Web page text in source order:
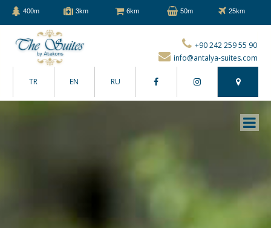
400m 3km 6km 50m 25km
+90 242 259 55 90
info@antalya-suites.com
TR EN RU